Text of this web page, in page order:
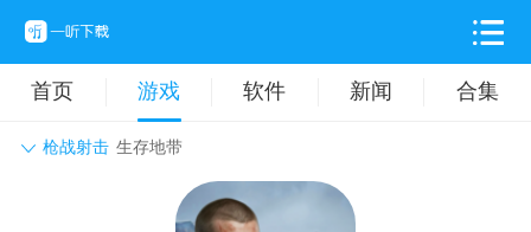
首页 游戏 软件 新闻 合集
枪战射击 生存地带
动作格斗 休闲益智